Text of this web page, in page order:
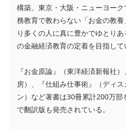
構築。東京・大阪・ニューヨー
務教育で教わらない「お金の教
り多くの人に真に豊かでゆとり
の金融経済教育の定着を目指して
『お金原論』（東洋経済新報社
房）、『仕組み仕事術』（ディ
ン）など著書は30冊累計200万
で翻訳版も発売されている。